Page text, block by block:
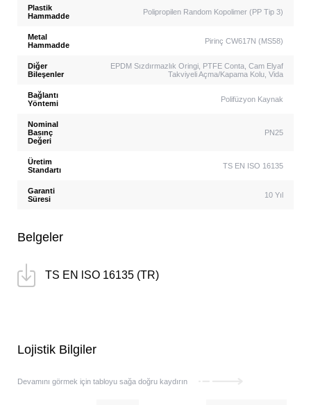
Plastik
Hammadde
Polipropilen Random Kopolimer (PP Tip 3)
Metal
Hammadde
Pirinç CW617N (MS58)
Diğer
Bileşenler
EPDM Sızdırmazlık Oringi, PTFE Conta, Cam Elyaf
Takviyeli Açma/Kapama Kolu, Vida
Bağlantı
Yöntemi
Polifüzyon Kaynak
Nominal
Basınç
Değeri
PN25
Üretim
Standartı
TS EN ISO 16135
Garanti
Süresi
10 Yıl
Belgeler
TS EN lSO 16135 (TR)
Lojistik Bilgiler
Devamını görmek için tabloyu sağa doğru kaydırın